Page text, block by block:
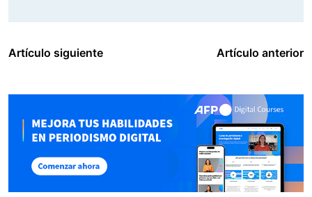
Artículo siguiente Artículo anterior